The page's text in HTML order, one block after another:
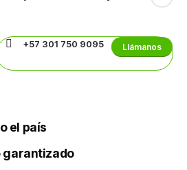
+57 301 750 9095 Llámanos
el país
garantizado